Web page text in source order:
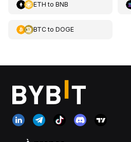
ETH to BNB
BTCto DOGE